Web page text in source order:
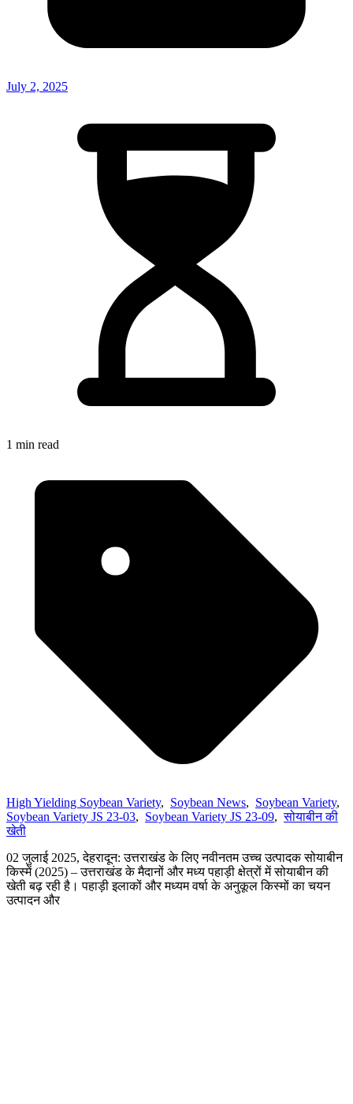
July 2, 2025
1 min read
High Yielding Soybean Variety, Soybean News, Soybean Variety,
Soybean Variety JS 23-03, Soybean Variety JS 23-09,सोयाबीन की
खेती
02 जुलाई 2025, देहरादून: उत्तराखंड के लिए नवीनतम उच्च उत्पादक सोयाबीन
किस्में (2025) – उत्तराखंड के मैदानों और मध्य पहाड़ी क्षेत्रों में सोयाबीन की
खेती बढ़ रही है। पहाड़ी इलाकों और मध्यम वर्षा के अनुकूल किस्मों का चयन
उत्पादन और